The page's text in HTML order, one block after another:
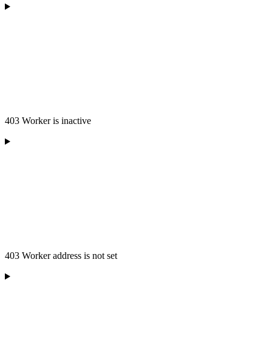
403 Worker is inactive
403 Worker address is not set